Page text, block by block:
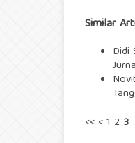
Similar
Didi
<< <1 2 3